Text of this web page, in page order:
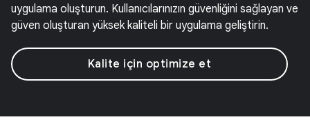
uygulama oluşturun. Kullanıcılarınızın güvenliğini sağlayan ve
güven oluşturan yüksek kaliteli bir uygulama geliştirin.
Kalite için optimize et